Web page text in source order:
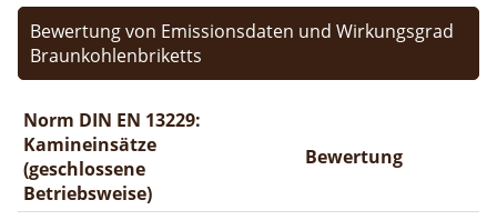
Bewertung von Emissionsdaten und Wirkungsgrad
Braunkohlenbriketts
Norm DIN EN 13229:
Kamineinsätze
(geschlossene
Betriebsweise)
Bewertung